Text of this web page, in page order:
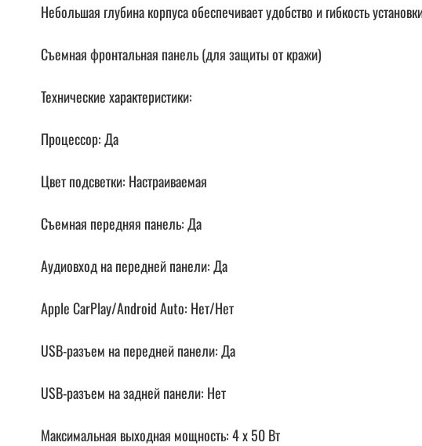
Небольшая глубина корпуса обеспечивает удобство и гибкость
Съемная фронтальная панель (для защиты от кражи)
Технические характеристики:
Процессор: Да
Цвет подсветки: Настраиваемая
Съемная передняя панель: Да
Аудиовход на передней панели: Да
Apple CarPlay/Android Auto: Нет/Нет
USB-разъем на передней панели: Да
USB-разъем на задней панели: Нет
Максимальная выходная мощность: 4 x 50 Вт